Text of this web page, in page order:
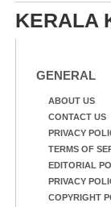
KERALA
GENERAL
ABOUT US
CONTACT US
PRIVACY
TERMS OF
EDITORIAL
PRIVACY
COPYRIGHT